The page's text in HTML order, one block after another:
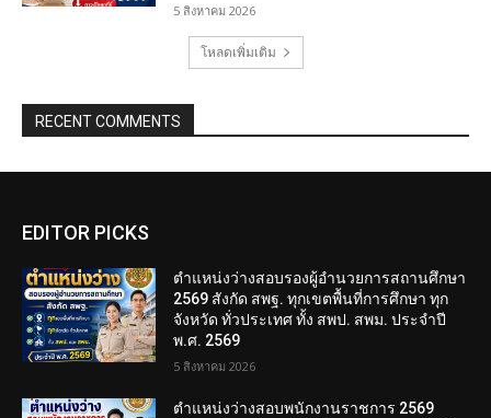
5 สิงหาคม 2026
โหลดเพิ่มเติม
RECENT COMMENTS
EDITOR PICKS
ตำแหน่งว่างสอบรองผู้อำนวยการสถานศึกษา
2569 สังกัด สพฐ. ทุกเขตพื้นที่การศึกษา ทุก
จังหวัด ทั่วประเทศ ทั้ง สพป. สพม. ประจำปี
พ.ศ. 2569
5 สิงหาคม 2026
ตำแหน่งว่างสอบพนักงานราชการ 2569